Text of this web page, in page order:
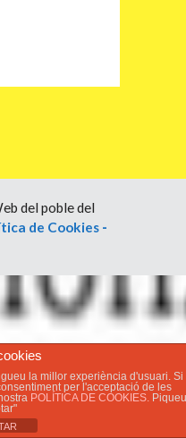
del poble del
de Cookies -
la millor experiència d'usuari. Si
per l'acceptació de les
POLÍTICA DE COOKIES. Piqueu